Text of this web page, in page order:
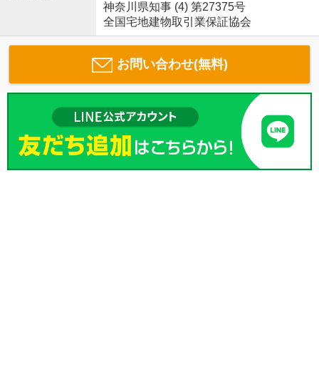
神奈川県知事 (4) 第27375号
全国宅地建物取引業保証協会
お問い合わせ(無料)